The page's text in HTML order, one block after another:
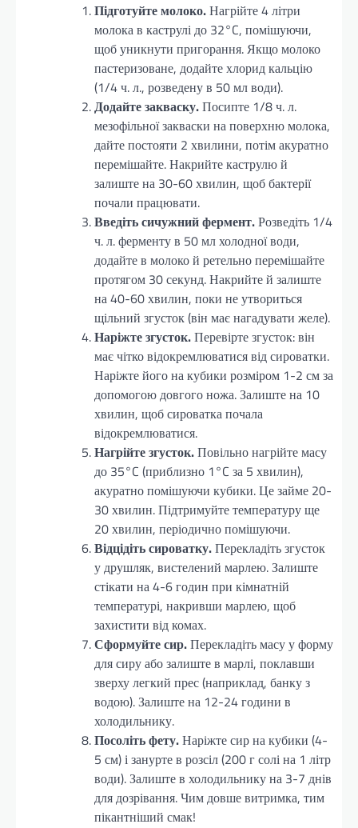
Підготуйте молоко.Нагрійте 4 літри
молока в каструлі до 32°C, помішуючи,
щоб уникнути пригорання. Якщо молоко
пастеризоване, додайте хлорид кальцію
(1/4 ч. л., розведену в 50 мл води).
Додайте закваску.Посипте 1/8 ч. л.
мезофільної закваски на поверхню молока,
дайте постояти 2 хвилини, потім акуратно
перемішайте. Накрийте каструлю й
залиште на 30-60 хвилин, щоб бактерії
почали працювати.
Введіть сичужний фермент.Розведіть 1/4
ч. л. ферменту в 50 мл холодної води,
додайте в молоко й ретельно перемішайте
протягом 30 секунд. Накрийте й залиште
на 40-60 хвилин, поки не утвориться
щільний згусток (він має нагадувати желе).
Наріжте згусток.Перевірте згусток: він
має чітко відокремлюватися від сироватки.
Наріжте його на кубики розміром 1-2 см за
допомогою довгого ножа. Залиште на 10
хвилин, щоб сироватка почала
відокремлюватися.
Нагрійте згусток.Повільно нагрійте масу
до 35°C (приблизно 1°C за 5 хвилин),
акуратно помішуючи кубики. Це займе 20-
30 хвилин. Підтримуйте температуру ще
20 хвилин, періодично помішуючи.
Відцідіть сироватку.Перекладіть згусток
у друшляк, вистелений марлею. Залиште
стікати на 4-6 годин при кімнатній
температурі, накривши марлею, щоб
захистити від комах.
Сформуйте сир.Перекладіть масу у форму
для сиру або залиште в марлі, поклавши
зверху легкий прес (наприклад, банку з
водою). Залиште на 12-24 години в
холодильнику.
Посоліть фету.Наріжте сир на кубики (4-
5 см) і занурте в розсіл (200 г солі на 1 літр
води). Залиште в холодильнику на 3-7 днів
для дозрівання. Чим довше витримка, тим
пікантніший смак!